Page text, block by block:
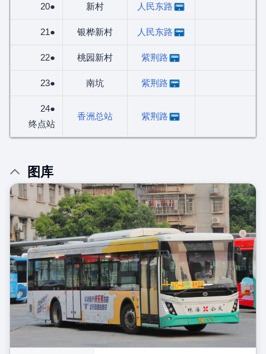
20● 新村 人民东路
21● 银桦新村 人民东路
22● 桃园新村 紫荆路
23● 南坑 紫荆路
24●
终点站
香洲总站 紫荆路
图库